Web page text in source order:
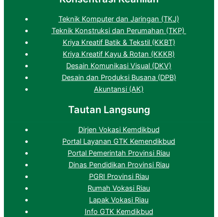
Teknik Komputer dan Jaringan (TKJ)
Teknik Konstruksi dan Perumahan (TKP)
Kriya Kreatif Batik & Tekstil (KKBT)
Kriya Kreatif Kayu & Rotan (KKKR)
Desain Komunikasi Visual (DKV)
Desain dan Produksi Busana (DPB)
Akuntansi (AK)
Tautan Langsung
Dirjen Vokasi Kemdikbud
Portal Layanan GTK Kemendikbud
Portal Pemerintah Provinsi Riau
Dinas Pendidikan Provinsi Riau
PGRI Provinsi Riau
Rumah Vokasi Riau
Lapak Vokasi Riau
Info GTK Kemdikbud